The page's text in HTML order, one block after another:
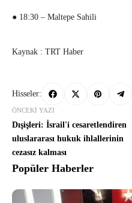
● 18:30 – Maltepe Sahili
Kaynak : TRT Haber
Hisseler:
ÖNCEKI YAZI
Dışişleri: İsrail'i cesaretlendiren
uluslararası hukuk ihlallerinin
cezasız kalması
Popüler Haberler